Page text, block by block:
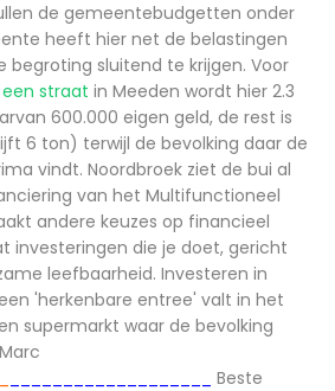
de gemeentebudgetten onder
heeft hier net de belastingen
begroting sluitend te krijgen. Voor
straat in Meeden wordt hier 2.3
600.000 eigen geld, de rest is
6 ton) terwijl de bevolking daar de
vindt. Noordbroek ziet de bui al
van het Multifunctioneel
andere keuzes op financieel
investeringen die je doet, gericht
leefbaarheid. Investeren in
'herkenbare entree' valt in het
supermarkt waar de bevolking
Beste